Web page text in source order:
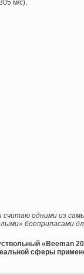
м/с).
считаю одними из
боеприпасами
«Beeman
сферы